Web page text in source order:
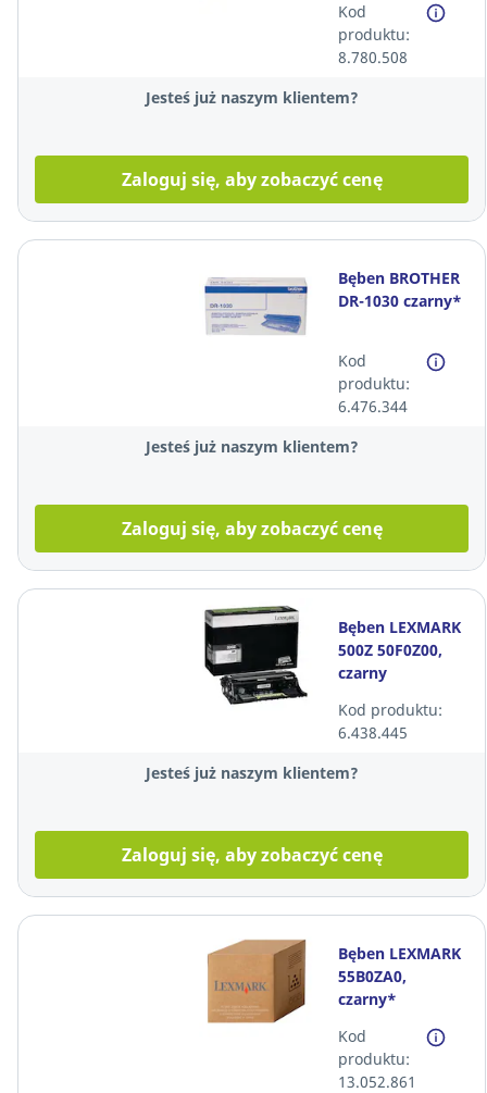
2300*
Kod
produktu:
8.780.508
Jesteś już naszym klientem?
Zaloguj się, aby zobaczyć cenę
Bęben BROTHER
DR-1030 czarny*
Kod
produktu:
6.476.344
Jesteś już naszym klientem?
Zaloguj się, aby zobaczyć cenę
Bęben LEXMARK
500Z 50F0Z00,
czarny
Kod produktu:
6.438.445
Jesteś już naszym klientem?
Zaloguj się, aby zobaczyć cenę
Bęben LEXMARK
55B0ZA0,
czarny*
Kod
produktu:
13.052.861